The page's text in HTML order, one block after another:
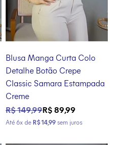
Blusa Manga Curta Colo
Detalhe Botão Crepe
Classic Samara Estampada
Creme
Preço normal
R$ 149,99Preço promocional
R$ 89,99
Até 6x de R$ 14,99 sem juros